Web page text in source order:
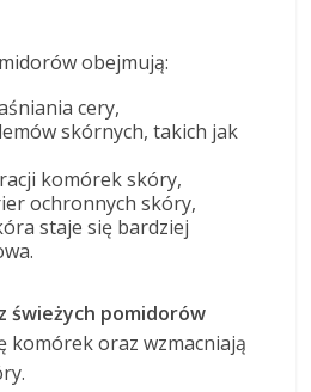
obejmują:
cery,
skórnych, takich jak
komórek skóry,
ochronnych skóry,
staje się bardziej
świeżych pomidorów
komórek oraz wzmacniają